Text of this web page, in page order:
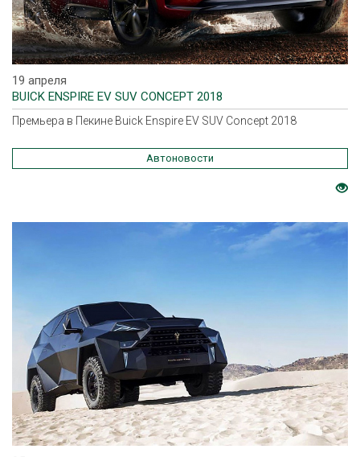
19 апреля
BUICK ENSPIRE EV SUV CONCEPT 2018
Премьера в Пекине Buick Enspire EV SUV Concept 2018
Автоновости